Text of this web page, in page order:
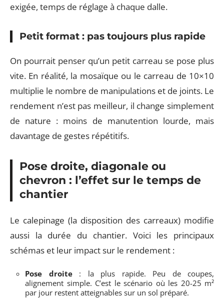
exigée, temps de réglage à chaque dalle.
Petit format : pas toujours plus rapide
On pourrait penser qu’un petit carreau se pose plus
vite. En réalité, la mosaïque ou le carreau de 10×10
multiplie le nombre de manipulations et de joints. Le
rendement n’est pas meilleur, il change simplement
de nature : moins de manutention lourde, mais
davantage de gestes répétitifs.
Pose droite, diagonale ou
chevron : l’effet sur le temps de
chantier
Le calepinage (la disposition des carreaux) modifie
aussi la durée du chantier. Voici les principaux
schémas et leur impact sur le rendement :
Pose droite: la plus rapide. Peu de coupes,
alignement simple. C’est le scénario où les 20-25 m²
par jour restent atteignables sur un sol préparé.